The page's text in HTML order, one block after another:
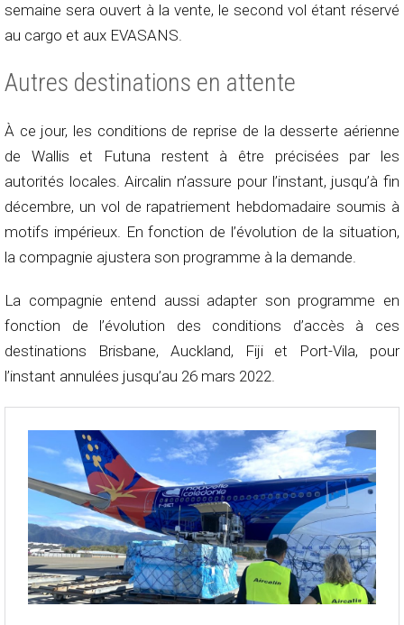
semaine sera ouvert à la vente, le second vol étant réservé
au cargo et aux EVASANS.
Autres destinations en attente
À ce jour, les conditions de reprise de la desserte aérienne
de Wallis et Futuna restent à être précisées par les
autorités locales. Aircalin n’assure pour l’instant, jusqu’à fin
décembre, un vol de rapatriement hebdomadaire soumis à
motifs impérieux. En fonction de l’évolution de la situation,
la compagnie ajustera son programme à la demande.
La compagnie entend aussi adapter son programme en
fonction de l’évolution des conditions d’accès à ces
destinations Brisbane, Auckland, Fiji et Port-Vila, pour
l’instant annulées jusqu’au 26 mars 2022.